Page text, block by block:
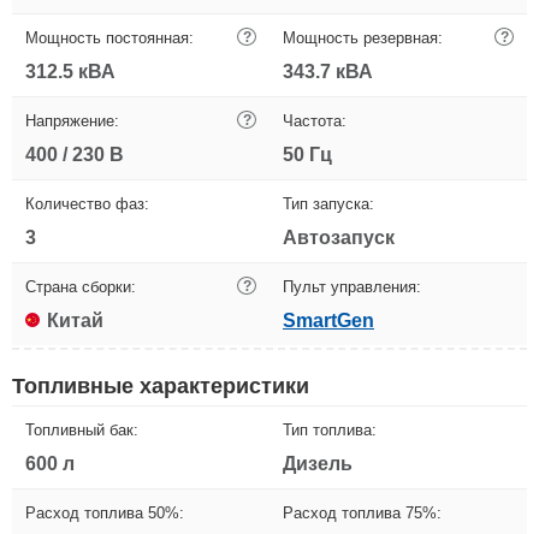
Мощность постоянная: ?
312.5 кВА
Мощность резервная: ?
343.7 кВА
Напряжение: ?
400 / 230 В
Частота:
50 Гц
Количество фаз:
3
Тип запуска:
Автозапуск
Страна сборки: ?
Китай
Пульт управления:
SmartGen
Топливные характеристики
Топливный бак:
600 л
Тип топлива:
Дизель
Расход топлива 50%: Расход топлива 75%: